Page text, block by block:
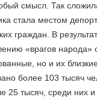
смысл. Так
стала местом
граждан. В
«врагов народа»
но и их
более 103 тысяч
25 тысяч, среди них и